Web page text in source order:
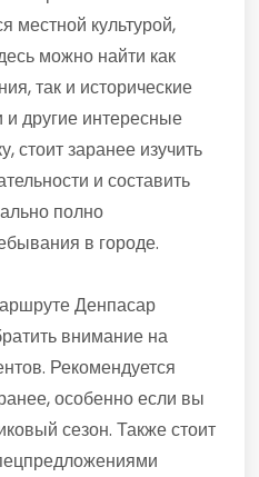
местной культурой,
можно найти как
так и исторические
и другие интересные
стоит заранее изучить
и составить
полно
в городе.
Денпасар
внимание на
Рекомендуется
особенно если вы
сезон. Также стоит